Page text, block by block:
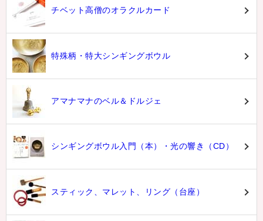
チベット高僧のオラクルカード
特殊柄・特大シンギングボウル
アマナマナのベル＆ドルジェ
シンギングボウル入門（本）・光の響き（CD）
スティック、マレット、リング（台座）